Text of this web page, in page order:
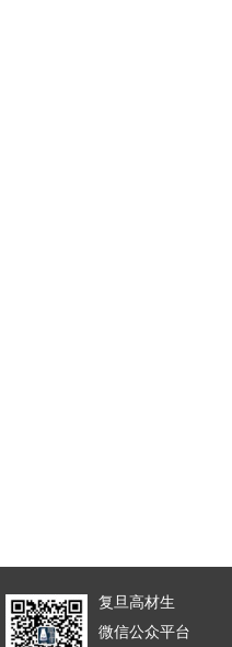
复旦高材生
微信公众平台